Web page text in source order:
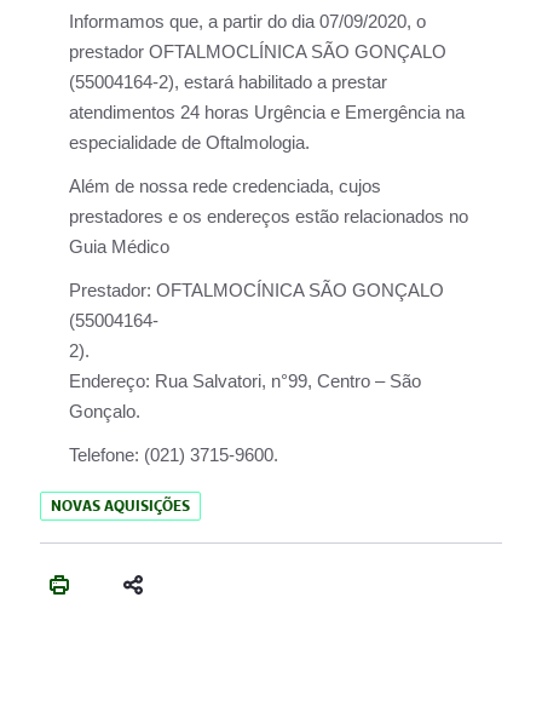
Informamos que, a partir do dia07/09/2020, o
prestador OFTALMOCLÍNICA SÃO GONÇALO
(55004164-2), estará habilitado a prestar
atendimentos 24 horas Urgência e Emergência na
especialidade de Oftalmologia.
Além de nossa rede credenciada, cujos
prestadores e os endereços estão relacionados no
Guia Médico
Prestador: OFTALMOCÍNICA SÃO GONÇALO
(55004164-
2).
Endereço: Rua Salvatori, n°99, Centro – São
Gonçalo.
Telefone: (021) 3715-9600.
NOVAS AQUISIÇÕES